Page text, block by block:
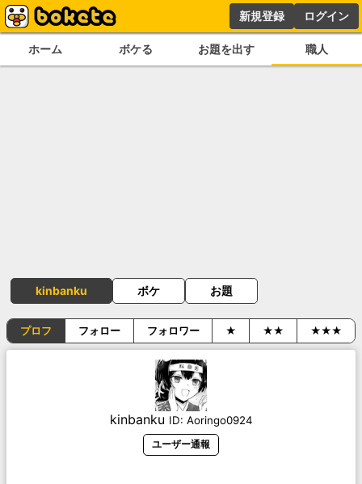
新規登録 ログイン
ホーム ボケる お題を出す 職人
kinbanku ボケ お題
プロフ フォロー フォロワー ★ ★★ ★★★
kinbanku ID: Aoringo0924
ユーザー通報